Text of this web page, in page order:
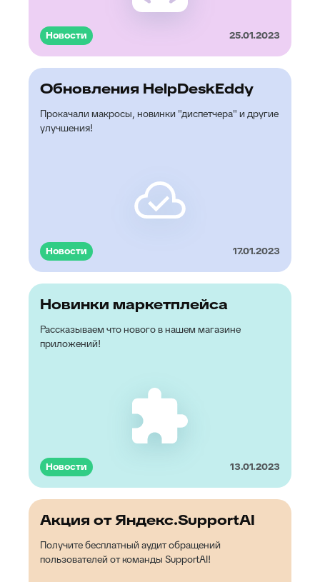
Новости 25.01.2023
Обновления HelpDeskEddy
Прокачали макросы, новинки "диспетчера" и другие
улучшения!
Новости 17.01.2023
Новинки маркетплейса
Рассказываем что нового в нашем магазине
приложений!
Новости 13.01.2023
Акция от Яндекс.SupportAI
Получите бесплатный аудит обращений
пользователей от команды SupportAI!